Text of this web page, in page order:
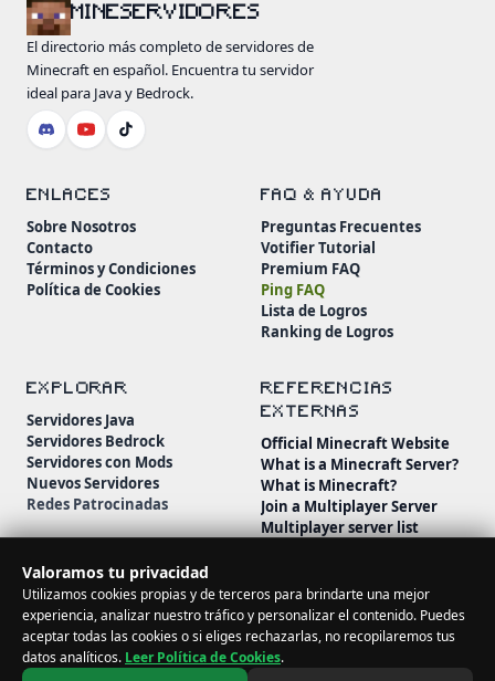
Valoramos tu privacidad
Utilizamos cookies propias y de terceros para brindarte una mejor
experiencia, analizar nuestro tráfico y personalizar el contenido. Puedes
aceptar todas las cookies o si eliges rechazarlas, no recopilaremos tus
datos analíticos. Leer Política de Cookies.
MINESERVIDORES
El directorio más completo de servidores de
Minecraft en español. Encuentra tu servidor
ideal para Java y Bedrock.
ENLACES
Sobre Nosotros
Contacto
Términos y Condiciones
Política de Cookies
FAQ & AYUDA
Preguntas Frecuentes
Votifier Tutorial
Premium FAQ
Ping FAQ
Lista de Logros
Ranking de Logros
EXPLORAR
Servidores Java
Servidores Bedrock
Servidores con Mods
Nuevos Servidores
Redes Patrocinadas
REFERENCIAS
EXTERNAS
Official Minecraft Website
What is a Minecraft Server?
What is Minecraft?
Join a Multiplayer Server
Multiplayer server list